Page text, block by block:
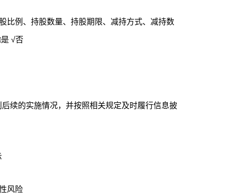
比例、持股数量、持股期限、减持方式、减持数
价格等是否作出承诺 □是 √否
续的实施情况，并按照相关规定及时履行信息披
风险